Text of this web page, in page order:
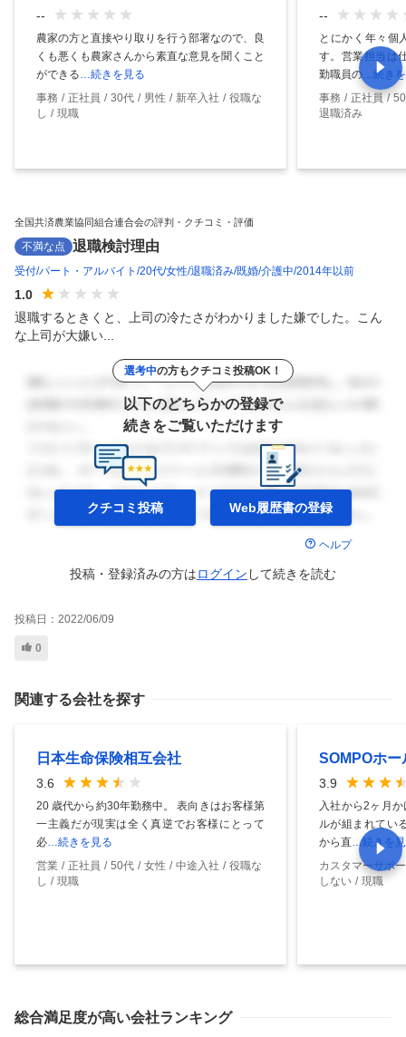
--
農家の方と直接やり取りを行う部署なので、良
くも悪くも農家さんから素直な意見を聞くこと
ができる…続きを見る
事務
正社員 30代 男性 新卒入社
役職な
し
現職
--
とにかく年々個
す。営業担当は
勤職員の …続き
事務
正社員
退職済み
全国共済農業協同組合連合会の評判・クチコミ・評価
不満な点 退職検討理由
受付 パート・アルバイト 20代 女性 退職済み 既婚 介護中 2014年以前
1.0
退職するときくと、上司の冷たさがわかりました嫌でした。こん
な上司が大嫌い...
選考中の方もクチコミ投稿OK！
以下のどちらかの登録で
続きをご覧いただけます
クチコミ投稿 Web履歴書の登録
ヘルプ
投稿・登録済みの方はログイン して続きを読む
投稿日： 2022/06/09
0
関連する会社を探す
日本生命保険相互会社
3.6
20 歳代から約30年勤務中。 表向きはお客様第
一主義だが現実は全く真逆でお客様にとって
必 …続きを見る
営業
正社員 50代 女性 中途入社
役職な
し
現職
SOMPOホ
3.9
入社から2ヶ月
ルが組まれてい
から直 …続きを
カスタマーサポ
しない
現職
総合満足度が高い会社ランキング